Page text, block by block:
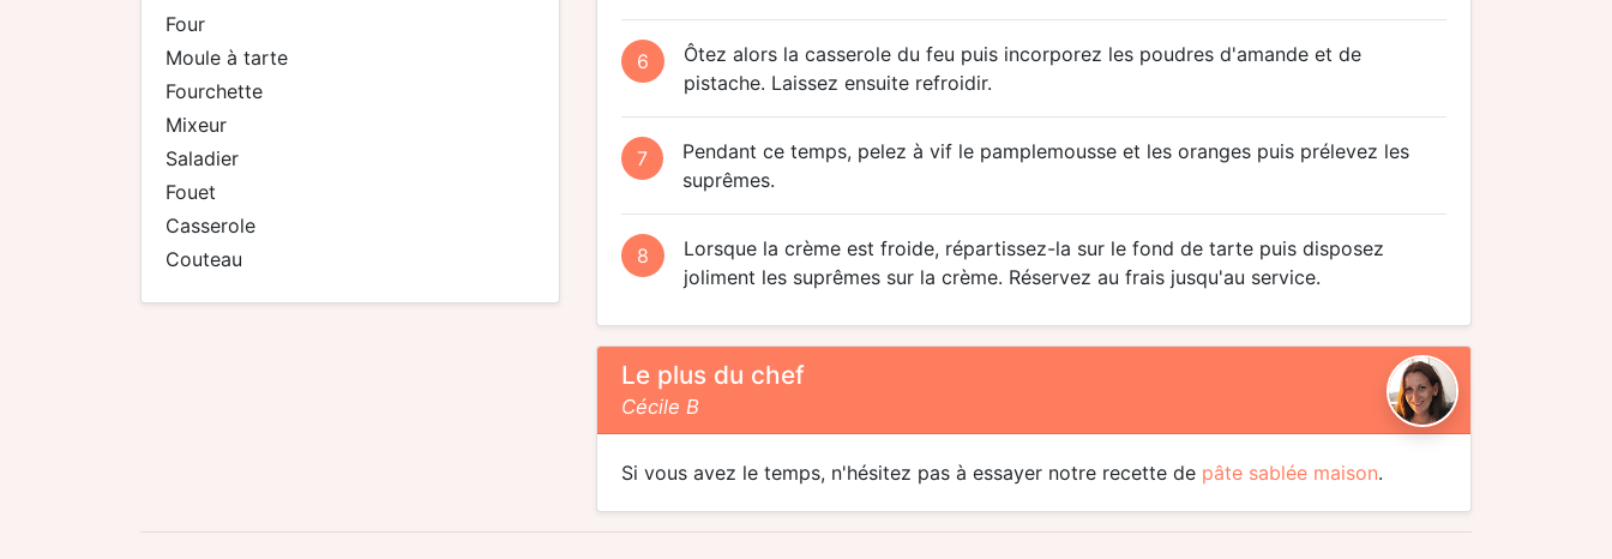
four
moule à tarte
fourchette
mixeur
saladier
fouet
casserole
couteau
6
Ôtez alors la casserole du feu puis incorporez les poudres d'amande et de
pistache. Laissez ensuite refroidir.
7
Pendant ce temps, pelez à vif le pamplemousse et les oranges puis prélevez les
suprêmes.
8
Lorsque la crème est froide, répartissez-la sur le fond de tarte puis disposez
joliment les suprêmes sur la crème. Réservez au frais jusqu'au service.
Le plus du chef
Cécile B
Si vous avez le temps, n'hésitez pas à essayer notre recette de pâte sablée maison.